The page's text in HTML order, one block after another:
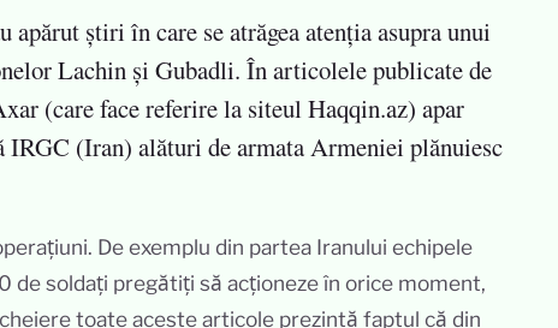
apărut știri în care se atrăgea atenția asupra unui
Lachin și Gubadli. În articolele publicate de
(care face referire la siteul Haqqin.az) apar
(Iran) alături de armata Armeniei plănuiesc
De exemplu din partea Iranului echipele
de soldați pregătiți să acționeze în orice moment,
toate aceste articole prezintă faptul că din